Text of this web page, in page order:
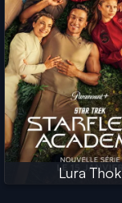
Lura Thok